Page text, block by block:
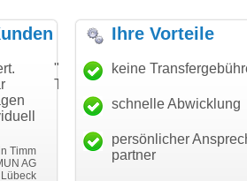
für den schnellen
und guten Service!"
Thomas Schäfer
eckert communication GmbH
"Ich bin
haben. Die
mein
Ihre Vorteile
keine
schnelle Abwicklung
persönlicher
partner